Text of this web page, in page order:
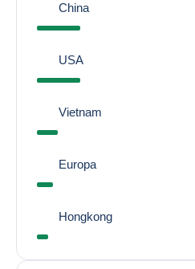
China
USA
Vietnam
Europa
Hongkong